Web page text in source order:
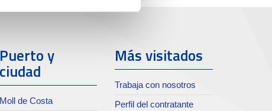
Puerto y
ciudad
Moll de Costa
Más visitados
Trabaja con nosotros
Perfil del contratante